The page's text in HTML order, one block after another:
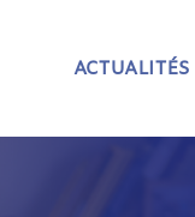
ACTUALITÉS